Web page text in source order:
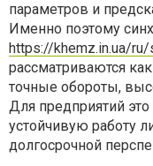
параметров и
Именно поэтому
https://khemz.in.ua/
рассматриваются
точные обороты,
Для предприятий
устойчивую работу
долгосрочной